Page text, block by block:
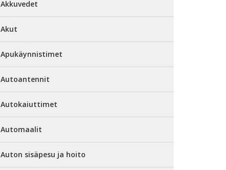
Akkuvedet
Akut
Apukäynnistimet
Autoantennit
Autokaiuttimet
Automaalit
Auton sisäpesu ja hoito